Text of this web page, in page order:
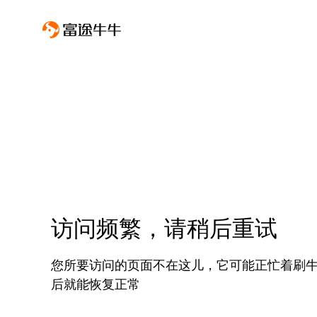
访问频繁，请稍后重试
您所要访问的页面不在这儿，它可能正忙着刷
后就能恢复正常